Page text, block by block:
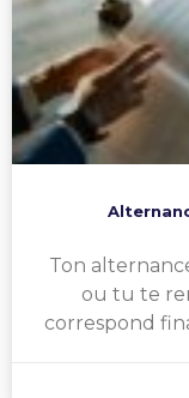
Ton
ou tu te
correspond